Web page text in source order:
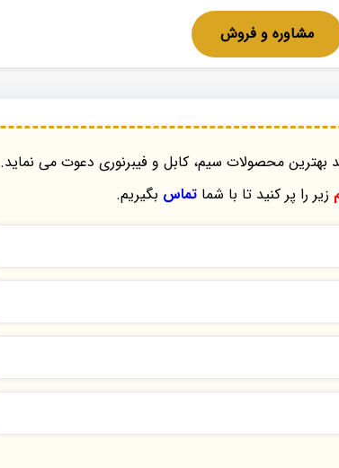
مشاوره و فروش
بهترین محصولات سیم، کابل و فیبرنوری دعوت می نماید.
زیر را پر کنید تا با شماتماس بگیریم.